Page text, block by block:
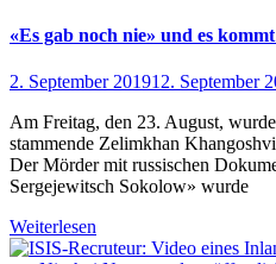
«Es gab noch nie» und es
2. September 201912. September
Am Freitag, den 23. August,
stammende Zelimkhan
Der Mörder mit russischen
Sergejewitsch Sokolow» wurde
Weiterlesen